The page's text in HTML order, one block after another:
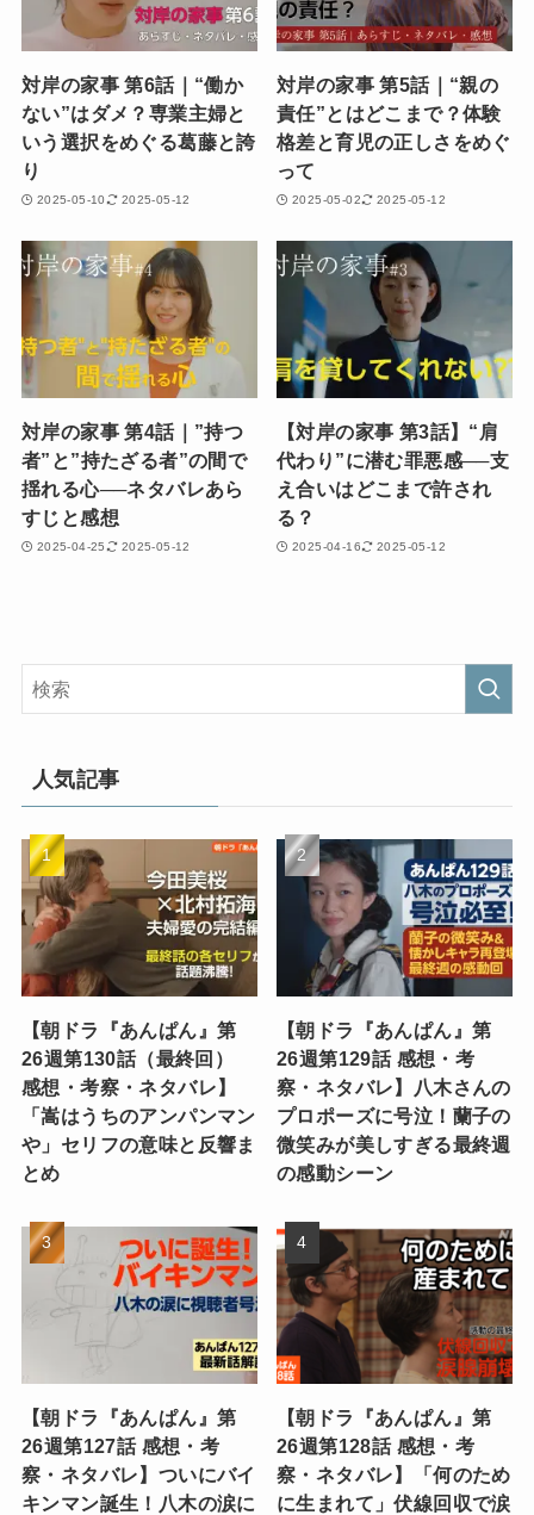
対岸の家事 第6話｜“働か
ない”はダメ？専業主婦と
いう選択をめぐる葛藤と誇
り
2025-05-10 2025-05-12
対岸の家事 第5話｜“親の
責任”とはどこまで？体験
格差と育児の正しさをめぐ
って
2025-05-02 2025-05-12
対岸の家事 第4話｜”持つ
者”と”持たざる者”の間で
揺れる心──ネタバレあら
すじと感想
2025-04-25 2025-05-12
【対岸の家事 第3話】“肩
代わり”に潜む罪悪感──支
え合いはどこまで許され
る？
2025-04-16 2025-05-12
人気記事
【朝ドラ『あんぱん』第
26週第130話（最終回）
感想・考察・ネタバレ】
「嵩はうちのアンパンマン
や」セリフの意味と反響ま
とめ
【朝ドラ『あんぱん』第
26週第129話 感想・考
察・ネタバレ】八木さんの
プロポーズに号泣！蘭子の
微笑みが美しすぎる最終週
の感動シーン
【朝ドラ『あんぱん』第
26週第127話 感想・考
察・ネタバレ】ついにバイ
キンマン誕生！八木の涙に
【朝ドラ『あんぱん』第
26週第128話 感想・考
察・ネタバレ】「何のため
に生まれて」伏線回収で涙